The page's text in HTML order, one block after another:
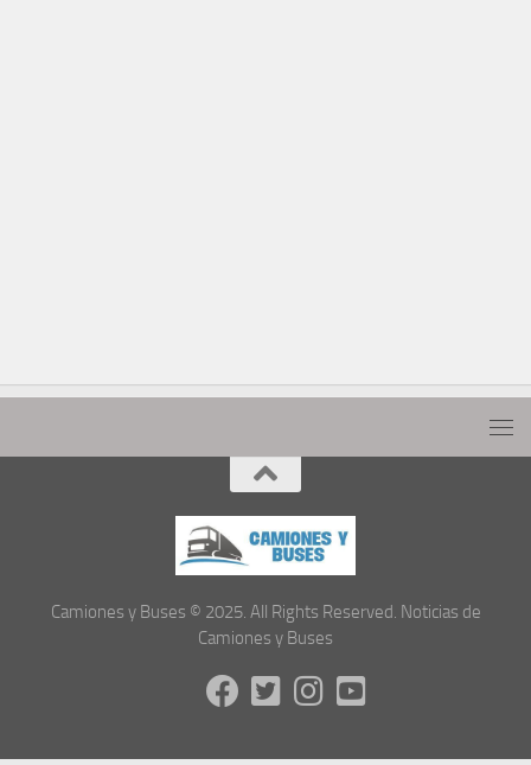
Camiones y Buses © 2025. All Rights Reserved. Noticias de
Camiones y Buses